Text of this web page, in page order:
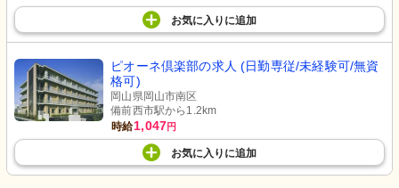
お気に入り に追加
ピオーネ倶楽部の求人 (日勤専従/未経験可/無資
格可)
岡山県岡山市南区
備前西市駅から1.2km
時給1,047円
お気に入り に追加